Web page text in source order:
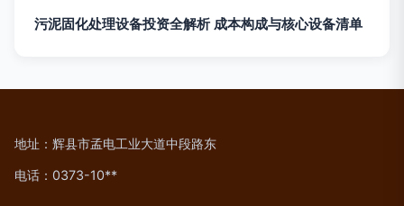
污泥固化处理设备投资全解析 成本构成与核心设备清单
地址：辉县市孟电工业大道中段路东
电话：0373-10**